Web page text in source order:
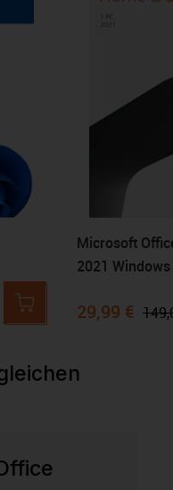
Microsoft
2021 Windows
29,99 €